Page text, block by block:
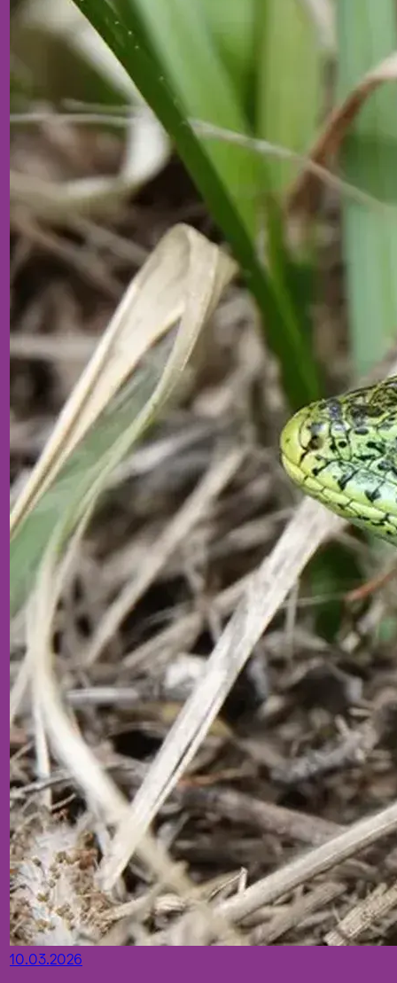
10.03.2026